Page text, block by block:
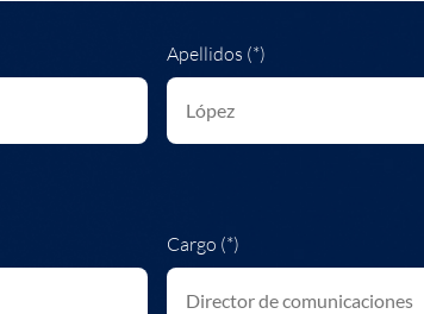
Apellidos (*)
Cargo (*)